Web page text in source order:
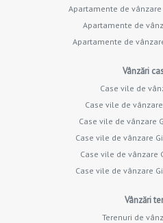
Apartamente de
Apartamente de
Apartamente de
Vânzări
Case vile de
Case vile de
Case vile de vânzare
Case vile de vânzare
Case vile de vânzare
Case vile de vânzare
Vânzări
Terenuri de